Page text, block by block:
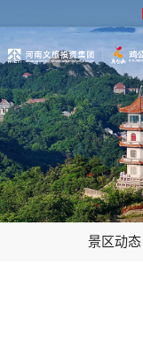
景区动态